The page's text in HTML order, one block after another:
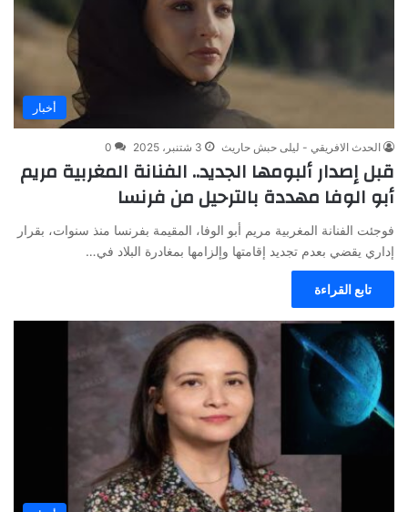
أخبار
الحدث الافريقي - ليلى حبش حاريث 3 شتنبر، 2025 0
قبل إصدار ألبومها الجديد.. الفنانة المغربية مريم
أبو الوفا مهددة بالترحيل من فرنسا
فوجئت الفنانة المغربية مريم أبو الوفا، المقيمة بفرنسا منذ سنوات، بقرار
إداري يقضي بعدم تجديد إقامتها وإلزامها بمغادرة البلاد في…
تابع القراءة